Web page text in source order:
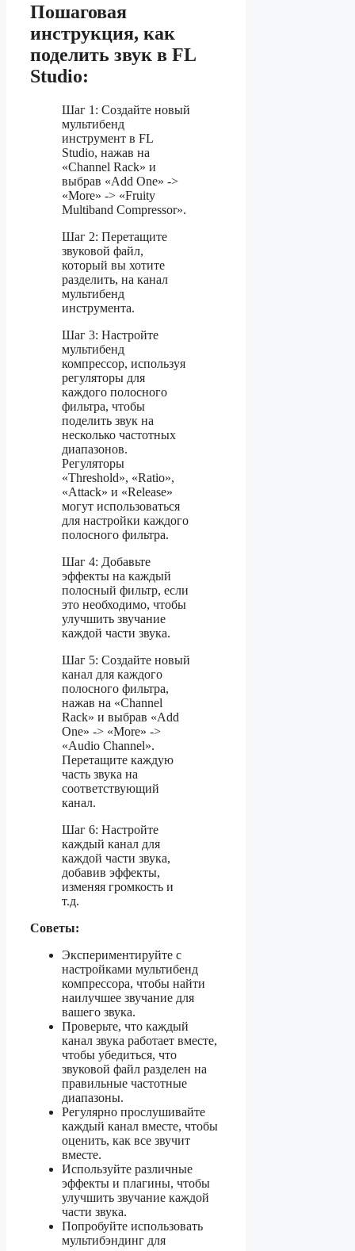
Пошаговая
инструкция, как
поделить звук в FL
Studio:
Шаг 1: Создайте новый
мультибенд
инструмент в FL
Studio, нажав на
«Channel Rack» и
выбрав «Add One» ->
«More» -> «Fruity
Multiband Compressor».
Шаг 2: Перетащите
звуковой файл,
который вы хотите
разделить, на канал
мультибенд
инструмента.
Шаг 3: Настройте
мультибенд
компрессор, используя
регуляторы для
каждого полосного
фильтра, чтобы
поделить звук на
несколько частотных
диапазонов.
Регуляторы
«Threshold», «Ratio»,
«Attack» и «Release»
могут использоваться
для настройки каждого
полосного фильтра.
Шаг 4: Добавьте
эффекты на каждый
полосный фильтр, если
это необходимо, чтобы
улучшить звучание
каждой части звука.
Шаг 5: Создайте новый
канал для каждого
полосного фильтра,
нажав на «Channel
Rack» и выбрав «Add
One» -> «More» ->
«Audio Channel».
Перетащите каждую
часть звука на
соответствующий
канал.
Шаг 6: Настройте
каждый канал для
каждой части звука,
добавив эффекты,
изменяя громкость и
т.д.
Советы:
Экспериментируйте с
настройками мультибенд
компрессора, чтобы найти
наилучшее звучание для
вашего звука.
Проверьте, что каждый
канал звука работает вместе,
чтобы убедиться, что
звуковой файл разделен на
правильные частотные
диапазоны.
Регулярно прослушивайте
каждый канал вместе, чтобы
оценить, как все звучит
вместе.
Используйте различные
эффекты и плагины, чтобы
улучшить звучание каждой
части звука.
Попробуйте использовать
мультибэндинг для